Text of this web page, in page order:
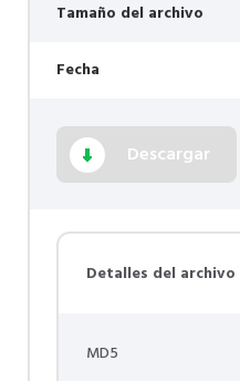
Tamaño del archivo
Fecha
Descargar
Detalles del archivo
MD5